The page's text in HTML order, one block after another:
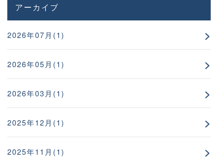
アーカイブ
2026年07月(1)
2026年05月(1)
2026年03月(1)
2025年12月(1)
2025年11月(1)